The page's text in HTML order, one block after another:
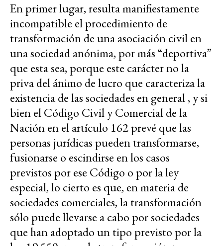
En primer lugar, resulta manifiestamente
incompatible el procedimiento de
transformación de una asociación civil en
una sociedad anónima, por más “deportiva”
que esta sea, porque este carácter no la
priva del ánimo de lucro que caracteriza la
existencia de las sociedades en general , y si
bien el Código Civil y Comercial de la
Nación en el artículo 162 prevé que las
personas jurídicas pueden transformarse,
fusionarse o escindirse en los casos
previstos por ese Código o por la ley
especial, lo cierto es que, en materia de
sociedades comerciales, la transformación
sólo puede llevarse a cabo por sociedades
que han adoptado un tipo previsto por la